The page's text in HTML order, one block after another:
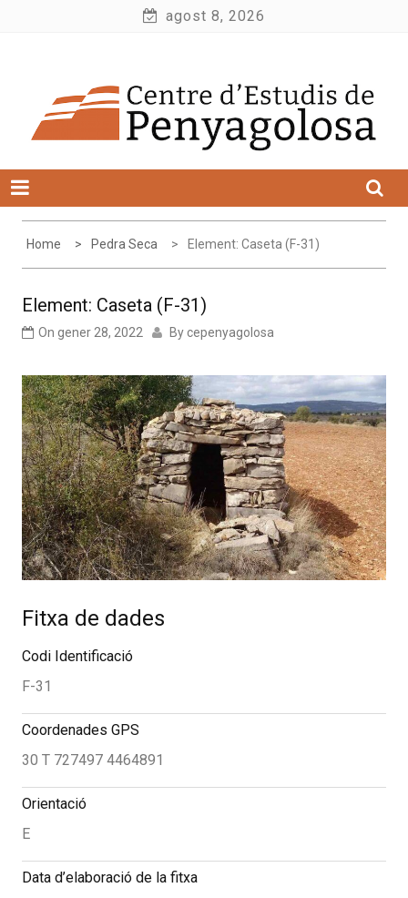
agost 8, 2026
Home Pedra Seca Element: Caseta (F-31)
Element: Caseta (F-31)
On gener 28, 2022 By cepenyagolosa
Fitxa de dades
Codi Identificació
F-31
Coordenades GPS
30 T 727497 4464891
Orientació
E
Data d’elaboració de la fitxa